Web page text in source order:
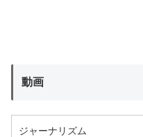
動画
ジャーナリズム